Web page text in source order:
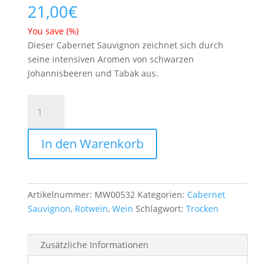
21,00€
You save (%)
Dieser Cabernet Sauvignon zeichnet sich durch
seine intensiven Aromen von schwarzen
Johannisbeeren und Tabak aus.
Sauvignon
Grande
Reserve
2021
In den Warenkorb
Artikelnummer: MW00532 Kategorien: Cabernet
Sauvignon, Rotwein, Wein Schlagwort: Trocken
Zusätzliche Informationen